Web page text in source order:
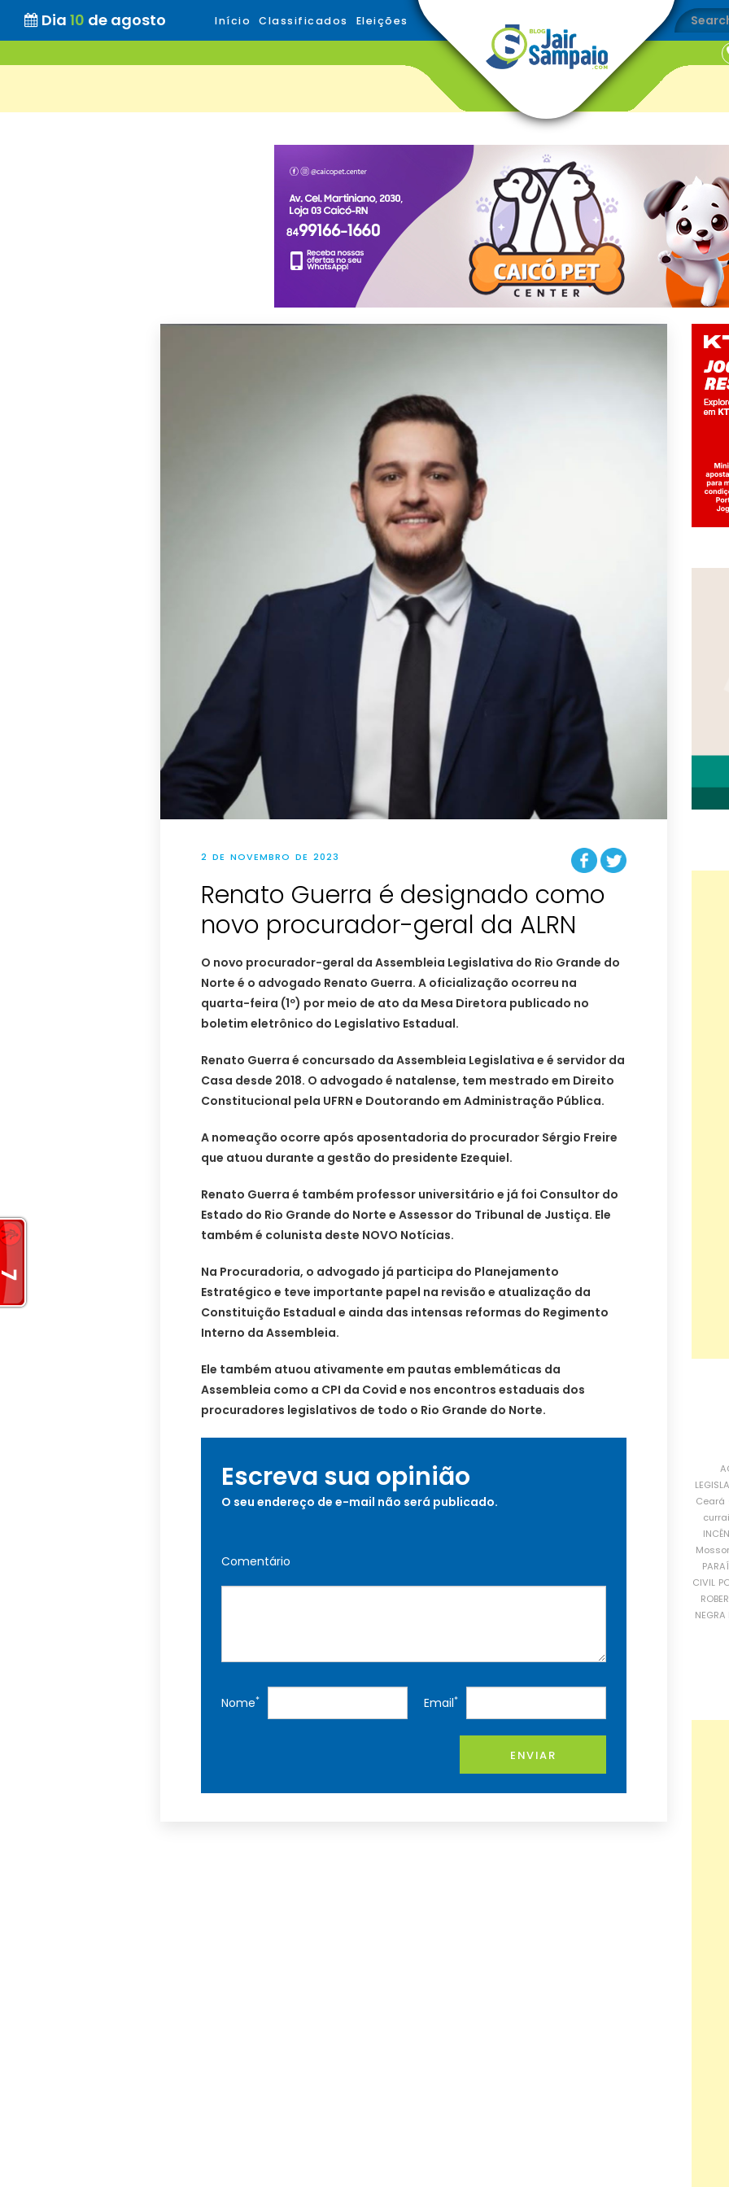
Dia 10 de agosto Início Classificados Eleições
2 DE NOVEMBRO DE 2023
Renato Guerra é designado como
novo procurador-geral da ALRN
O novo procurador-geral da Assembleia Legislativa do Rio Grande do
Norte é o advogado Renato Guerra. A oficialização ocorreu na
quarta-feira (1º) por meio de ato da Mesa Diretora publicado no
boletim eletrônico do Legislativo Estadual.
Renato Guerra é concursado da Assembleia Legislativa e é servidor da
Casa desde 2018. O advogado é natalense, tem mestrado em Direito
Constitucional pela UFRN e Doutorando em Administração Pública.
A nomeação ocorre após aposentadoria do procurador Sérgio Freire
que atuou durante a gestão do presidente Ezequiel.
Renato Guerra é também professor universitário e já foi Consultor do
Estado do Rio Grande do Norte e Assessor do Tribunal de Justiça. Ele
também é colunista deste NOVO Notícias.
Na Procuradoria, o advogado já participa do Planejamento
Estratégico e teve importante papel na revisão e atualização da
Constituição Estadual e ainda das intensas reformas do Regimento
Interno da Assembleia.
Ele também atuou ativamente em pautas emblemáticas da
Assembleia como a CPI da Covid e nos encontros estaduais dos
procuradores legislativos de todo o Rio Grande do Norte.
Escreva sua opinião
O seu endereço de e-mail não será publicado.
Comentário
Nome* Email*
ENVIAR
Ceará
CIVIL
NEGRA